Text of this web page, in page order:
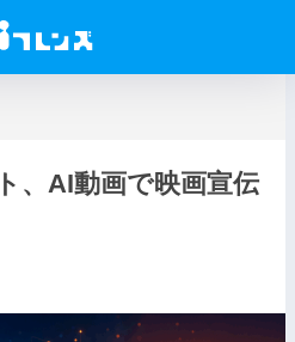
、AI動画で映画宣伝